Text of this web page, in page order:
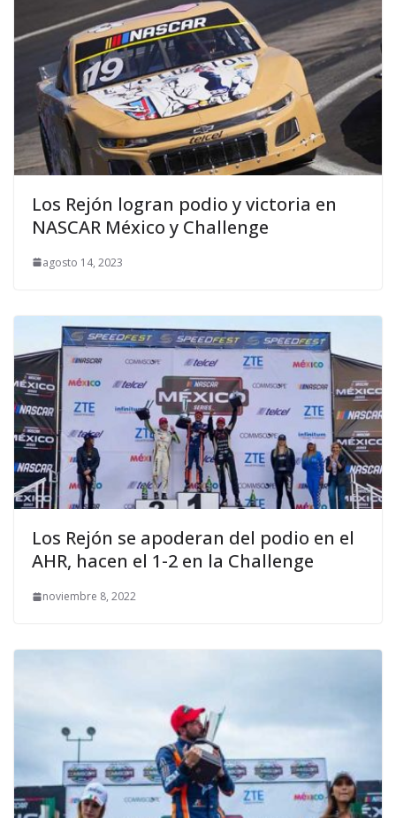
Los Rejón logran podio y victoria en
NASCAR México y Challenge
agosto 14, 2023
Los Rejón se apoderan del podio en el
AHR, hacen el 1-2 en la Challenge
noviembre 8, 2022